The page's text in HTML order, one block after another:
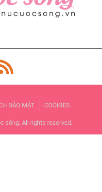
BẢO MẬT COOKIES
sống. All rights reserved.